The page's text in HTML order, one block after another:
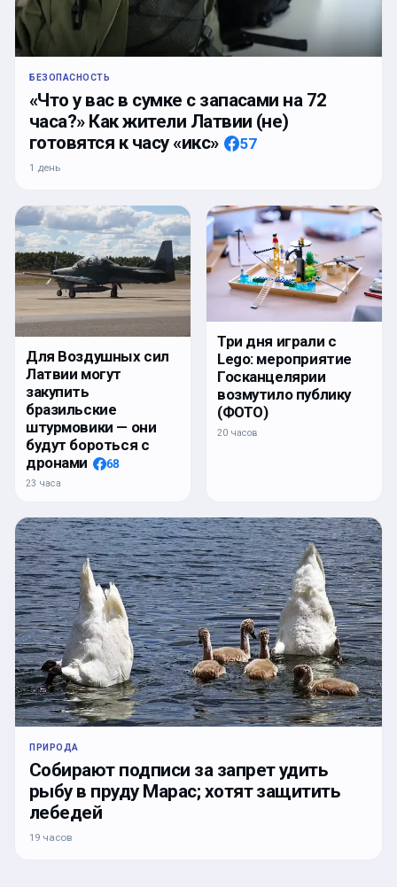
БЕЗОПАСНОСТЬ
«Что у вас в сумке с запасами на 72
часа?» Как жители Латвии (не)
готовятся к часу «икс»
57
1 день
Для Воздушных сил
Латвии могут
закупить
бразильские
штурмовики — они
будут бороться с
дронами
68
23 часа
Три дня играли с
Lego: мероприятие
Госканцелярии
возмутило публику
(ФОТО)
20 часов
ПРИРОДА
Собирают подписи за запрет удить
рыбу в пруду Марас; хотят защитить
лебедей
19 часов